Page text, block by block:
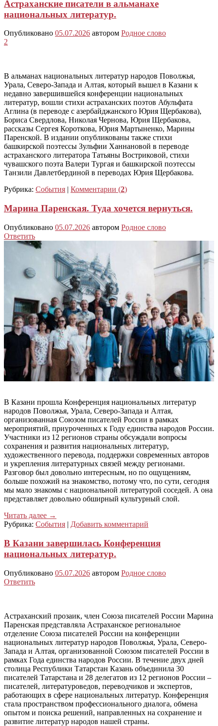
Астраханские писатели в альманахе
национальных литератур.
Опубликовано 05.07.2026 автором Родное слово
2
В альманах национальных литератур народов Поволжья,
Урала, Северо-Запада и Алтая, который вышел в Казани к
недавно завершившейся конференции национальных
литератур, вошли стихи астраханских поэтов Абульфата
Аглина (в переводе с азербайджанского Юрия Щербакова),
Бориса Свердлова, Николая Чернова, Юрия Щербакова,
рассказы Сергея Короткова, Юрия Мартыненко, Марины
Паренской. В издании опубликованы также стихи
башкирской поэтессы Зульфии Ханнановой в переводе
астраханского литератора Татьяны Востриковой, стихи
чувашского поэта Валери Тургая и башкирской поэтессы
Танзили Давлетбердиной в переводах Юрия Щербакова.
Рубрика: События | Комментарии (2)
Марина Паренская. Туда хочется вернуться.
Опубликовано 05.07.2026 автором Родное слово
Ответить
В Казани прошла Конференция национальных литератур
народов Поволжья, Урала, Северо-Запада и Алтая,
организованная Союзом писателей России в рамках
мероприятий, приуроченных к Году единства народов России.
Участники из 12 регионов страны обсуждали вопросы
сохранения и развития национальных литератур,
художественного перевода, поддержки современных авторов
и укрепления литературных связей между регионами.
Разговор был довольно интересным, но по ощущениям,
больше похожий на знакомство, потому что, по сути, сегодня
мы мало знакомы с национальной литературой соседей. А она
представляет довольно обширный культурный слой.
Читать далее →
Рубрика: События | Добавить комментарий
В Казани завершилась Конференция
национальных литератур.
Опубликовано 05.07.2026 автором Родное слово
Ответить
Астраханский прозаик, член Союза писателей России Марина
Паренская представляла Астраханское региональное
отделение Союза писателей России на конференции
национальных литератур народов Поволжья, Урала, Северо-
Запада и Алтая, организованной Союзом писателей России в
рамках Года единства народов России. В течение двух дней
столица Республики Татарстан Казань объединила 30
писателей Татарстана и 28 делегатов из 12 регионов России –
писателей, литературоведов, переводчиков и экспертов,
работающих в сфере национальных литератур. Конференция
стала пространством профессионального диалога, обмена
опытом и поиска решений, направленных на сохранение и
развитие литератур народов нашей страны.